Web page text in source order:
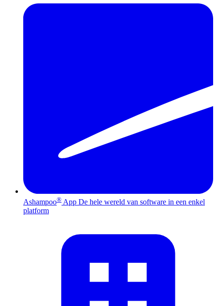
Ashampoo® App De hele wereld van software in een enkel
platform